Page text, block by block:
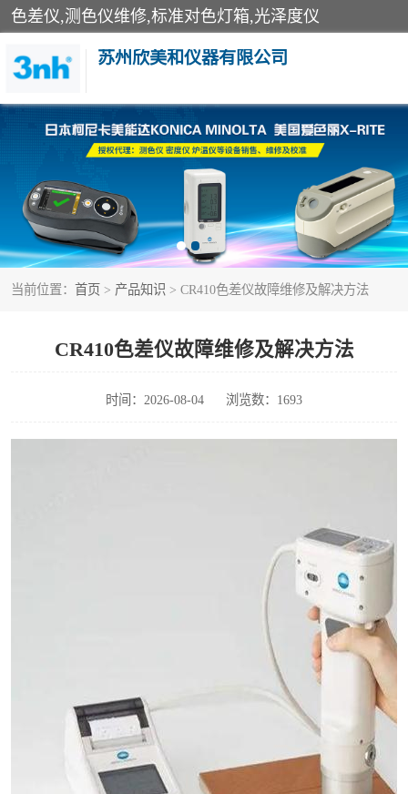
色差仪,测色仪维修,标准对色灯箱,光泽度仪
苏州欣美和仪器有限公司
当前位置： 首页 > 产品知识 > CR410色差仪故障维修及解决方法
CR410色差仪故障维修及解决方法
时间：2026-08-04 浏览数：1693
3nh色差仪
分光色差仪
美能达色差计
3nh分光测色仪
条码扫描仪维修